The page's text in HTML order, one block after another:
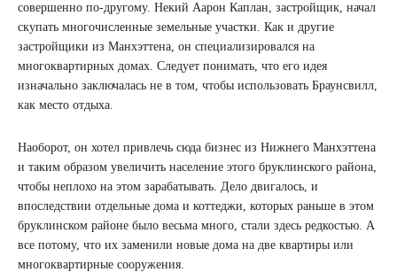
совершенно по-другому. Некий Аарон Каплан, застройщик, начал
скупать многочисленные земельные участки. Как и другие
застройщики из Манхэттена, он специализировался на
многоквартирных домах. Следует понимать, что его идея
изначально заключалась не в том, чтобы использовать Браунсвилл,
как место отдыха.
Наоборот, он хотел привлечь сюда бизнес из Нижнего Манхэттена
и таким образом увеличить население этого бруклинского района,
чтобы неплохо на этом зарабатывать. Дело двигалось, и
впоследствии отдельные дома и коттеджи, которых раньше в этом
бруклинском районе было весьма много, стали здесь редкостью. А
все потому, что их заменили новые дома на две квартиры или
многоквартирные сооружения.